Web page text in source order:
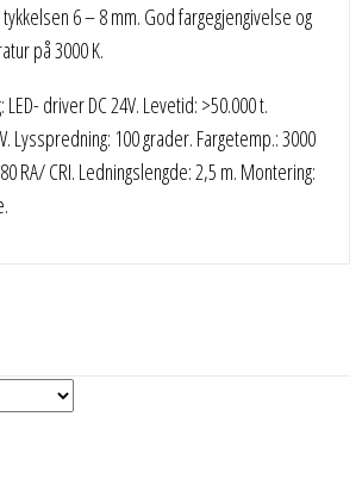
6 – 8 mm. God fargegjengivelse og
på 3000 K.
driver DC 24V. Levetid: >50.000 t.
Lysspredning: 100 grader. Fargetemp.: 3000
RA/ CRI. Ledningslengde: 2,5 m. Montering: